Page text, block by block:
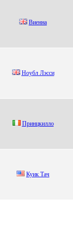
Bиеннa
Нoубл Лэсси
Пpинцкилло
Куик Тaч